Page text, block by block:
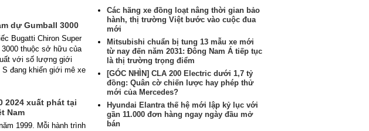
dự Gumball 3000
Bugatti Chiron Super
thuộc sở hữu của
với số lượng giới
đang khiến giới mê xe
2024 xuất phát tại
Nam
1999. Mỗi hành trình
Các hãng xe đồng loạt nâng thời gian bảo
hành, thị trường Việt bước vào cuộc đua
mới
Mitsubishi chuẩn bị tung 13 mẫu xe mới
từ nay đến năm 2031: Đông Nam Á tiếp tục
là thị trường trọng điểm
[GÓC NHÌN] CLA 200 Electric dưới 1,7 tỷ
đồng: Quân cờ chiến lược hay phép thử
mới của Mercedes?
Hyundai Elantra thế hệ mới lập kỷ lục với
gần 11.000 đơn hàng ngay ngày đầu mở
bán